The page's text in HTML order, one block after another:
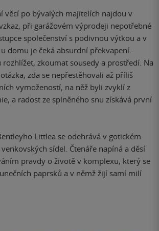
věcí po bývalých majitelích najdou v
při garážovém výprodeji nepotřebné
společenství s podivnou výtkou a v
domu je čeká absurdní překvapení.
rozhlížet, zkoumat sousedy a prostředí. Na
zda se nepřestěhovali až příliš
vymožeností, na něž byli zvyklí z
a radost ze splněného snu získává první
Littlea se odehrává v gotickém
sídel. Čtenáře napíná a děsí
pravdy o životě v komplexu, který se
paprsků a v němž žijí samí milí